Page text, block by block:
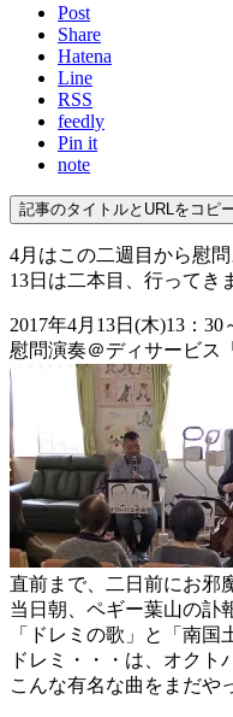
Post
Share
Hatena
Line
RSS
feedly
Pin it
note
記事のタイトルとURLをコピ
4月はこの二週目から慰問
13日は二本目、行ってき
2017年4月13日(木)13：30
慰問演奏＠ディサービス
直前まで、二日前にお邪
当日朝、ペギー葉山の訃
「ドレミの歌」と「南
ドレミ・・・は、オクト
こんな有名な曲をまだや